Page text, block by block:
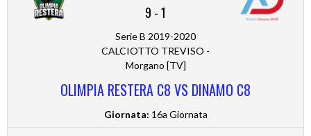
9 -1
Serie B 2019-2020
CALCIOTTO TREVISO -
Morgano [TV]
OLIMPIA RESTERA C8 VS DINAMO C8
Giornata: 16a Giornata